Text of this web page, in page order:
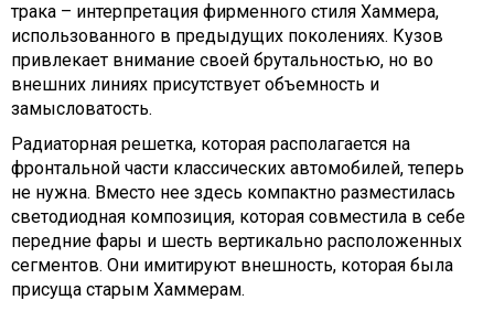
трака – интерпретация фирменного стиля Хаммера,
использованного в предыдущих поколениях. Кузов
привлекает внимание своей брутальностью, но во
внешних линиях присутствует объемность и
замысловатость.
Радиаторная решетка, которая располагается на
фронтальной части классических автомобилей, теперь
не нужна. Вместо нее здесь компактно разместилась
светодиодная композиция, которая совместила в себе
передние фары и шесть вертикально расположенных
сегментов. Они имитируют внешность, которая была
присуща старым Хаммерам.